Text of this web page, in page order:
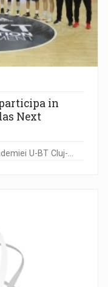
in
Next
U-BT Cluj-...